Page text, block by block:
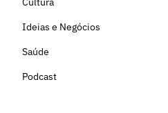
Ideias e Negócios
Saúde
Podcast